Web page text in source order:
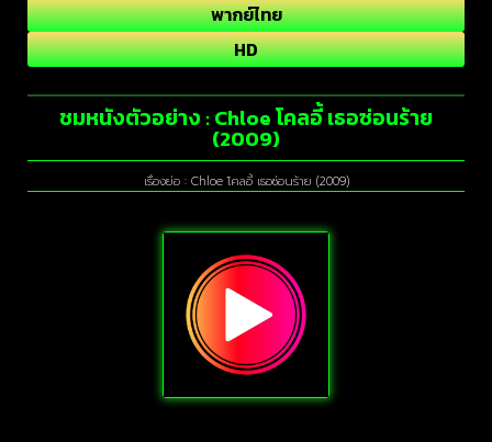
พากย์ไทย
HD
ชมหนังตัวอย่าง : Chloe โคลอี้ เธอซ่อนร้าย
(2009)
เรื่องย่อ : Chloe โคลอี้ เธอซ่อนร้าย (2009)